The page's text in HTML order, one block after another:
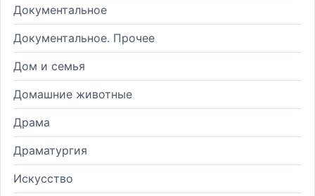
Документальное
Документальное. Прочее
Дом и семья
Домашние животные
Драма
Драматургия
Искусство